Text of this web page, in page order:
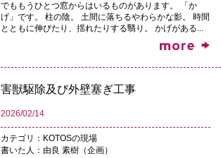
でももうひとつ窓からはいるものがあります。 「か
げ」です。 柱の陰。 土間に落ちるやわらかな影。 時間
とともに伸びたり、揺れたりする翳り。 かげがある...
害獣駆除及び外壁塞ぎ工事
2026/02/14
カテゴリ：KOTOSの現場
書いた人：由良 素樹（企画）